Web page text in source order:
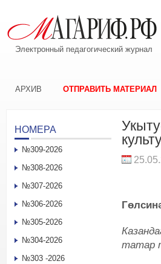
Электронный педагогический журнал
АРХИВ ОТПРАВИТЬ МАТЕРИАЛ
татар
НОМЕРА
№309-2026
№308-2026
№307-2026
№306-2026
№305-2026
№304-2026
№303 -2026